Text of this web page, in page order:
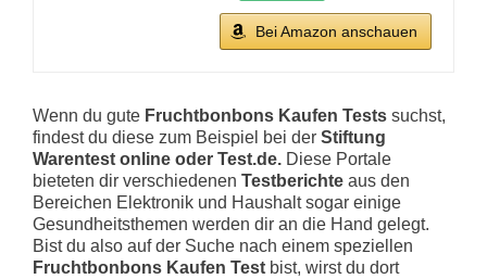
Bei Amazon anschauen
Wenn du gute Fruchtbonbons Kaufen Tests suchst,
findest du diese zum Beispiel bei der Stiftung
Warentest online oder Test.de. Diese Portale
bieteten dir verschiedenen Testberichte aus den
Bereichen Elektronik und Haushalt sogar einige
Gesundheitsthemen werden dir an die Hand gelegt.
Bist du also auf der Suche nach einem speziellen
Fruchtbonbons Kaufen Test bist, wirst du dort